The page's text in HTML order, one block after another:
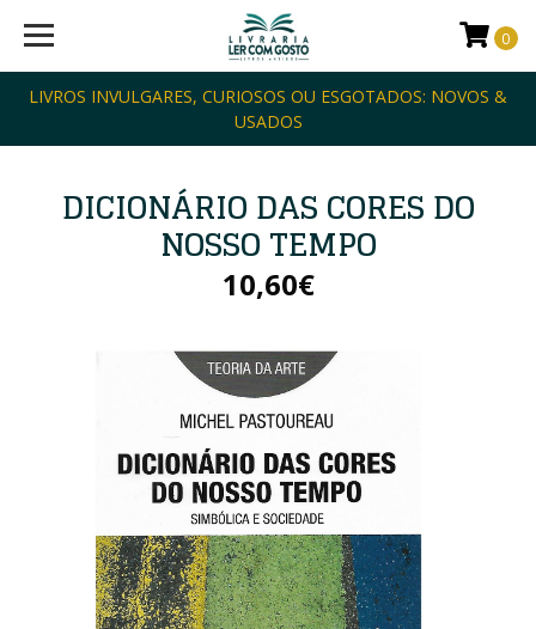
LIVROS INVULGARES, CURIOSOS OU ESGOTADOS: NOVOS &
USADOS
0
DICIONÁRIO DAS CORES DO
NOSSO TEMPO
10,60€